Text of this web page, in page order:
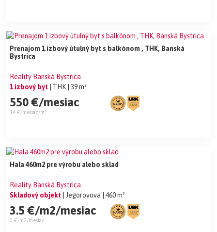
Prenajom 1 izbový útulný byt s balkónom , THK, Banská
Bystrica
Reality Banská Bystrica
1 izbový byt
| THK | 39 m²
550 €/mesiac
14 €/mesiac/m²
Hala 460m2 pre výrobu alebo sklad
Reality Banská Bystrica
Skladový objekt
| Jegorovova | 460 m²
3.5 €/m2/mesiac
0 €/m2/mesiac